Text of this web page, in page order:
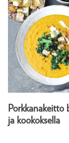
Porkkanakeitto
ja kookoksella